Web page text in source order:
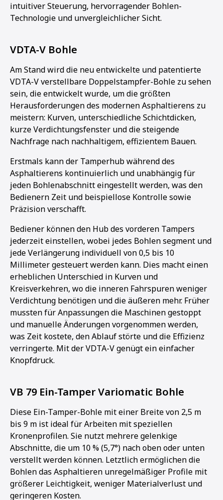
intuitiver Steuerung, hervorragender Bohlen-
Technologie und unvergleichlicher Sicht.
VDTA-V Bohle
Am Stand wird die neu entwickelte und patentierte
VDTA-V verstellbare Doppelstampfer-Bohle zu sehen
sein, die entwickelt wurde, um die größten
Herausforderungen des modernen Asphaltierens zu
meistern: Kurven, unterschiedliche Schichtdicken,
kurze Verdichtungsfenster und die steigende
Nachfrage nach nachhaltigem, effizientem Bauen.
Erstmals kann der Tamperhub während des
Asphaltierens kontinuierlich und unabhängig für
jeden Bohlenabschnitt eingestellt werden, was den
Bedienern Zeit und beispiellose Kontrolle sowie
Präzision verschafft.
Bediener können den Hub des vorderen Tampers
jederzeit einstellen, wobei jedes Bohlen segment und
jede Verlängerung individuell von 0,5 bis 10
Millimeter gesteuert werden kann. Dies macht einen
erheblichen Unterschied in Kurven und
Kreisverkehren, wo die inneren Fahrspuren weniger
Verdichtung benötigen und die äußeren mehr. Früher
mussten für Anpassungen die Maschinen gestoppt
und manuelle Änderungen vorgenommen werden,
was Zeit kostete, den Ablauf störte und die Effizienz
verringerte. Mit der VDTA-V genügt ein einfacher
Knopfdruck.
VB 79 Ein-Tamper Variomatic Bohle
Diese Ein-Tamper-Bohle mit einer Breite von 2,5 m
bis 9 m ist ideal für Arbeiten mit speziellen
Kronenprofilen. Sie nutzt mehrere gelenkige
Abschnitte, die um 10 % (5,7°) nach oben oder unten
verstellt werden können. Letztlich ermöglichen die
Bohlen das Asphaltieren unregelmäßiger Profile mit
größerer Leichtigkeit, weniger Materialverlust und
geringeren Kosten.